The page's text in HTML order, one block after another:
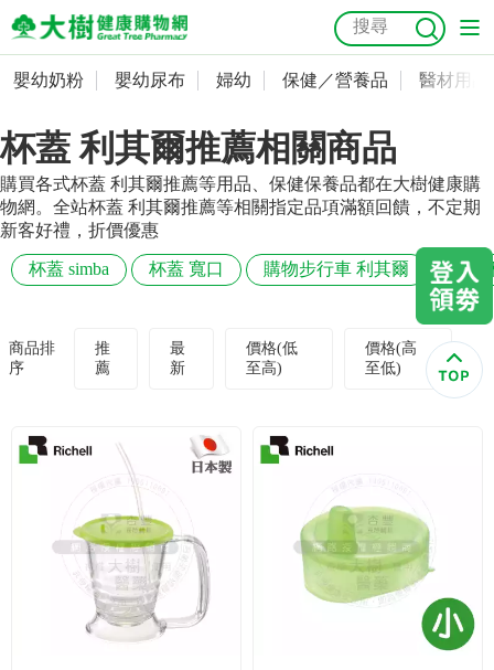
嬰幼奶粉
嬰幼尿布
婦幼
保健／營養品
美容／個人清潔
抗菌 尿布 大樹獨家 益生菌 魚油 幼兒米餅
奶瓶奶嘴
會員資料及密碼修改
常用收件人清單
訂單查詢
收藏清單
優惠券領取
嬰幼奶粉 嬰幼尿布 婦幼 保健／營養品 醫材用品
杯蓋 利其爾推薦相關商品
購買各式杯蓋 利其爾推薦等用品、保健保養品都在大樹健康購
物網。全站杯蓋 利其爾推薦等相關指定品項滿額回饋，不定期
新客好禮，折價優惠
杯蓋 simba 杯蓋 寬口 購物步行車 利其爾 推車
商品排
序
推
薦
最
新
價格(低
至高)
價格(高
至低)